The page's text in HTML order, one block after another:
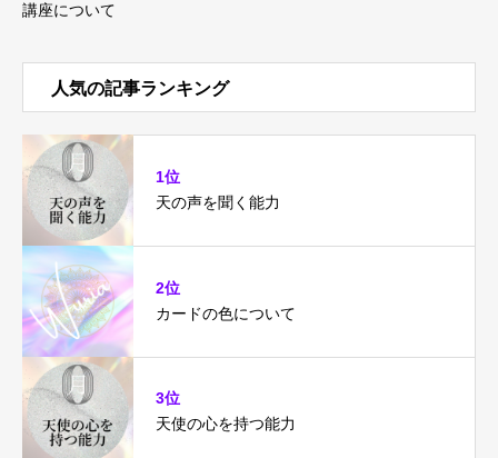
講座について
人気の記事ランキング
1位
天の声を聞く能力
2位
カードの色について
3位
天使の心を持つ能力